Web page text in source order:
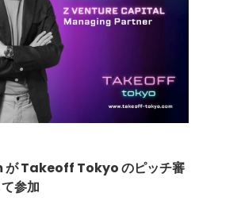
が Takeoff Tokyo のピッチ審
参加